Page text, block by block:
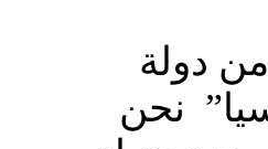
دولة
نحن